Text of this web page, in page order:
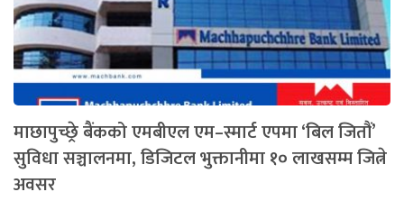
माछापुच्छ्रे बैंकको एमबीएल एम–स्मार्ट एपमा ‘बिल जितौं’
सुविधा सञ्चालनमा, डिजिटल भुक्तानीमा १० लाखसम्म जित्ने
अवसर